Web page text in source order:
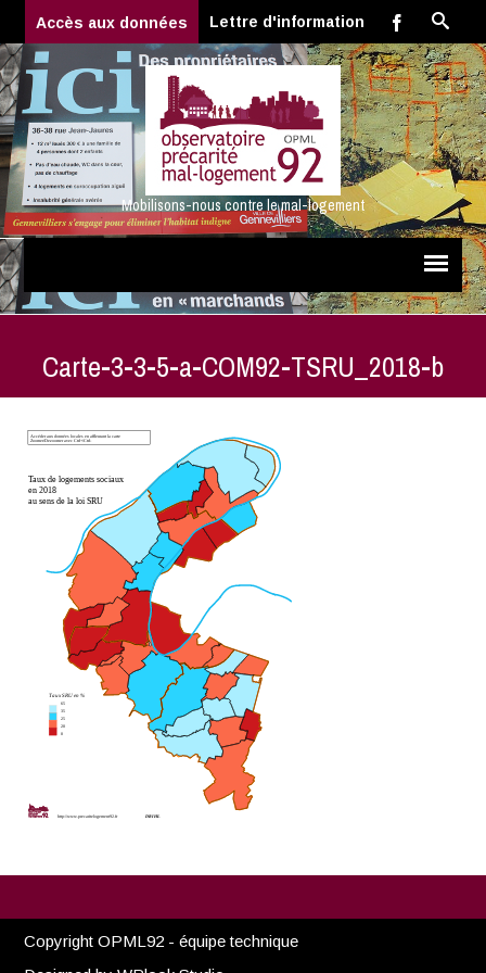
Accès aux données Lettre d'information
Mobilisons-nous contre le mal-logement
Carte-3-3-5-a-COM92-TSRU_2018-b
Copyright OPML92 - équipe technique